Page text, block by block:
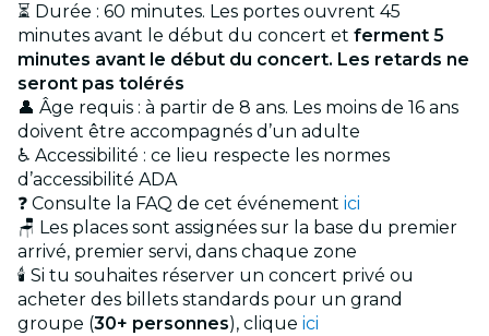
⏳ Durée : 60 minutes. Les portes ouvrent 45
minutes avant le début du concert et ferment 5
minutes avant le début du concert. Les retards ne
seront pas tolérés
👤 Âge requis : à partir de 8 ans. Les moins de 16 ans
doivent être accompagnés d’un adulte
♿ Accessibilité : ce lieu respecte les normes
d’accessibilité ADA
❓ Consulte la FAQ de cet événement ici
🪑 Les places sont assignées sur la base du premier
arrivé, premier servi, dans chaque zone
🕯️ Si tu souhaites réserver un concert privé ou
acheter des billets standards pour un grand
groupe (30+ personnes), clique ici